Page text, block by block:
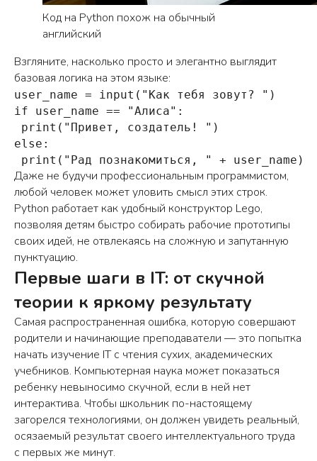
Код на Python похож на обычный
английский
Взгляните, насколько просто и элегантно выглядит
базовая логика на этом языке:
user_name = input("Как тебя зовут? ")
if user_name == "Алиса":
print("Привет, создатель! ")
else:
print("Рад познакомиться, " + user_name)
Даже не будучи профессиональным программистом,
любой человек может уловить смысл этих строк.
Python работает как удобный конструктор Lego,
позволяя детям быстро собирать рабочие прототипы
своих идей, не отвлекаясь на сложную и запутанную
пунктуацию.
Первые шаги в IT: от скучной
теории к яркому результату
Самая распространенная ошибка, которую совершают
родители и начинающие преподаватели — это попытка
начать изучение IT с чтения сухих, академических
учебников. Компьютерная наука может показаться
ребенку невыносимо скучной, если в ней нет
интерактива. Чтобы школьник по-настоящему
загорелся технологиями, он должен увидеть реальный,
осязаемый результат своего интеллектуального труда
с первых же минут.
статьи
Какие игры делают
с помощью Scratch?
Учтём ваши пожелания и
сориентируем по цене после пробного
занятия
Подберём программу и запишем на
вводный урок
Позвоним вам, уточним возраст
ребёнка и его интересы
ПОМОЖЕМ ВЫБРАТЬ КУРС И
ЗАПИШЕМ НА БЕСПЛАТНОЕ
ВВОДНОЕ ЗАНЯТИЕ
ЗАПИСАТЬСЯ НА ЗАНЯТИЕ